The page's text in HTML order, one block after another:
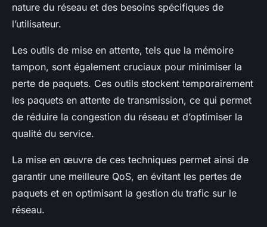
nature du réseau et des besoins spécifiques de
l’utilisateur.
Les outils de mise en attente, tels que la mémoire
tampon, sont également cruciaux pour minimiser la
perte de paquets. Ces outils stockent temporairement
les paquets en attente de transmission, ce qui permet
de réduire la congestion du réseau et d’optimiser la
qualité du service.
La mise en œuvre de ces techniques permet ainsi de
garantir une meilleure QoS, en évitant les pertes de
paquets et en optimisant la gestion du trafic sur le
réseau.